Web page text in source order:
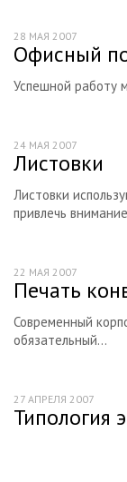
Персоналии
Глоссарий
Офисный
Успешной работу
28 МАЯ 2007
Листовки
Листовки
привлечь
24 МАЯ 2007
Печать
Современный
обязательный...
22 МАЯ 2007
Типология
27 АПРЕЛЯ 2007